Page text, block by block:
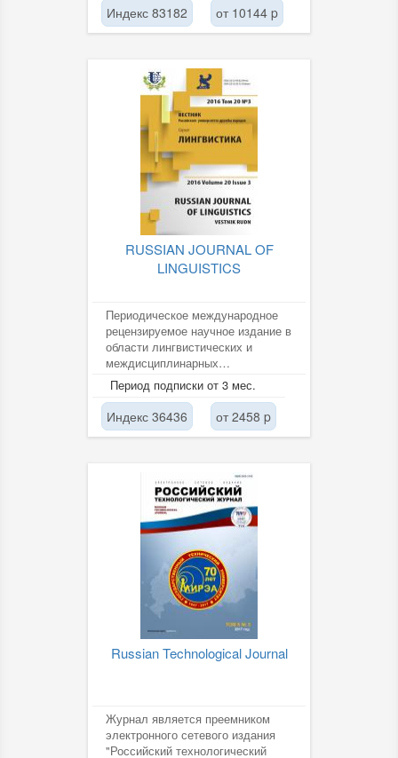
Индекс 83182 от 10144 p
RUSSIAN JOURNAL OF
LINGUISTICS
Периодическое международное
рецензируемое научное издание в
области лингвистических и
междисциплинарных
исследований. Журнал является
международным...
Период подписки от 3 мес.
Индекс 36436 от 2458 p
Russian Technological Journal
Журнал является преемником
электронного сетевого издания
"Российский технологический